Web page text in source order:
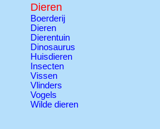
Dieren
Boerderij
Dieren
Dierentuin
Dinosaurus
Huisdieren
Insecten
Vissen
Vlinders
Vogels
Wilde dieren